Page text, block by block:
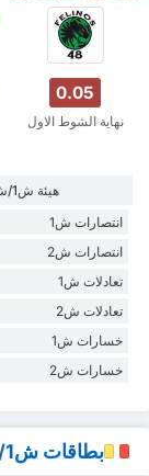
0.05
نهاية الشوط الاول
هيئة ش1/ش2
انتصارات ش1
انتصارات ش2
تعادلات ش1
تعادلات ش2
خسارات ش1
خسارات ش2
بطاقات ش1/ش2